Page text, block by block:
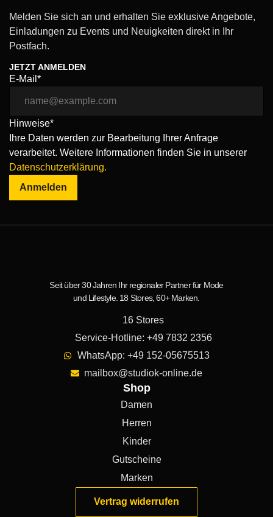
Melden Sie sich an und erhalten Sie exklusive Angebote,
Einladungen zu Events und Neuigkeiten direkt in Ihr
Postfach.
JETZT ANMELDEN
E-Mail*
Hinweise*
Ihre Daten werden zur Bearbeitung Ihrer Anfrage
verarbeitet. Weitere Informationen finden Sie in unserer
Datenschutzerklärung.
Anmelden
Seit über 30 Jahren Ihr regionaler Partner für Mode
und Lifestyle. 18 Stores, 60+ Marken.
16 Stores
Service-Hotline: +49 7832 2356
WhatsApp: +49 152-05675513
mailbox@studiok-online.de
Shop
Damen
Herren
Kinder
Gutscheine
Marken
Vertrag widerrufen